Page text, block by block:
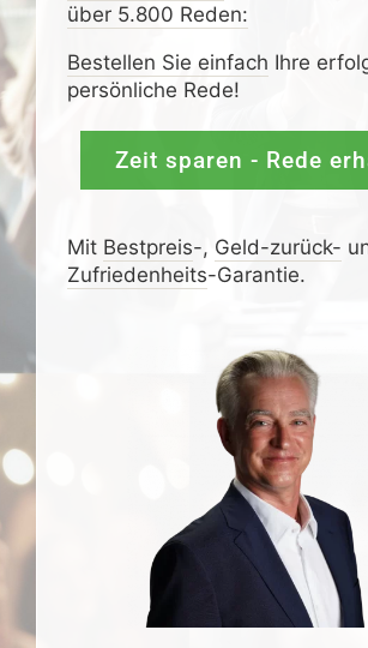
über 5.800 Reden:
Bestellen Sie einfach Ihre
persönliche Rede!
Zeit sparen - Rede
Mit Bestpreis-, Geld-zurück-
Zufrieden­­heits-Garantie.